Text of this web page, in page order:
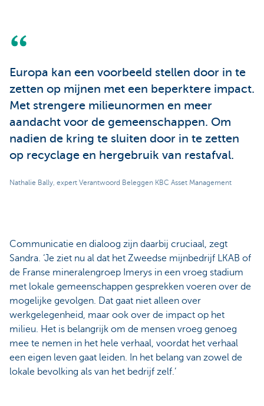
Europa kan een voorbeeld stellen door in te
zetten op mijnen met een beperktere impact.
Met strengere milieunormen en meer
aandacht voor de gemeenschappen. Om
nadien de kring te sluiten door in te zetten
op recyclage en hergebruik van restafval.
Nathalie Bally, expert Verantwoord Beleggen KBC Asset Management
Communicatie en dialoog zijn daarbij cruciaal, zegt
Sandra. ‘Je ziet nu al dat het Zweedse mijnbedrijf LKAB of
de Franse mineralengroep Imerys in een vroeg stadium
met lokale gemeenschappen gesprekken voeren over de
mogelijke gevolgen. Dat gaat niet alleen over
werkgelegenheid, maar ook over de impact op het
milieu. Het is belangrijk om de mensen vroeg genoeg
mee te nemen in het hele verhaal, voordat het verhaal
een eigen leven gaat leiden. In het belang van zowel de
lokale bevolking als van het bedrijf zelf.’